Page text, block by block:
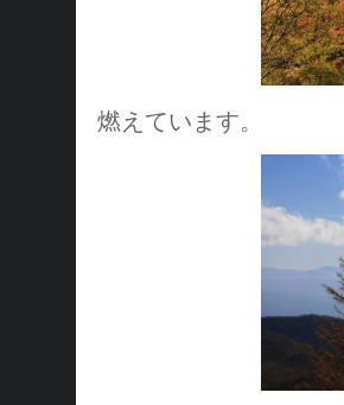
燃えています。